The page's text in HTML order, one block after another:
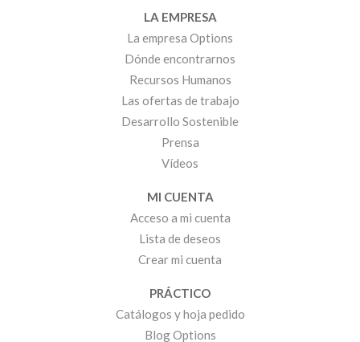
LA EMPRESA
La empresa Options
Dónde encontrarnos
Recursos Humanos
Las ofertas de trabajo
Desarrollo Sostenible
Prensa
Vídeos
MI CUENTA
Acceso a mi cuenta
Lista de deseos
Crear mi cuenta
PRÁCTICO
Catálogos y hoja pedido
Blog Options